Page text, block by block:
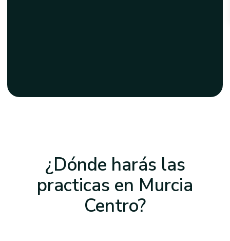
¿Dónde harás las
practicas en Murcia
Centro?